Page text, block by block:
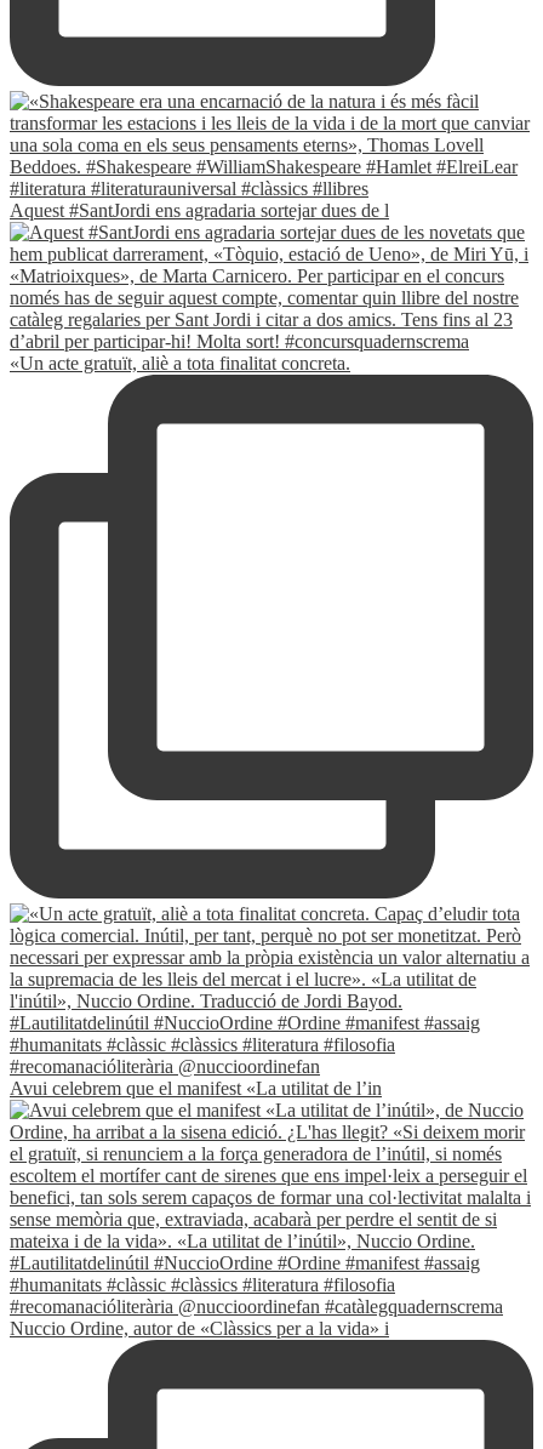
Aquest #SantJordi ens agradaria sortejar dues de l
«Un acte gratuït, aliè a tota finalitat concreta.
Avui celebrem que el manifest «La utilitat de l’in
Nuccio Ordine, autor de «Clàssics per a la vida» i